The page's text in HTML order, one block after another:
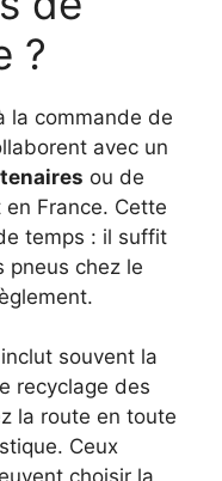
?
la commande de
avec un
ou de
France. Cette
temps : il suffit
pneus chez le
souvent la
recyclage des
la route en toute
Ceux